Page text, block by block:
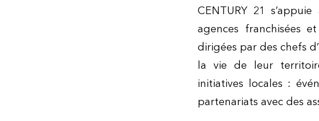
CENTURY 21
agences franchisées
dirigées par des chefs
la vie de leur
initiatives locales :
partenariats avec des